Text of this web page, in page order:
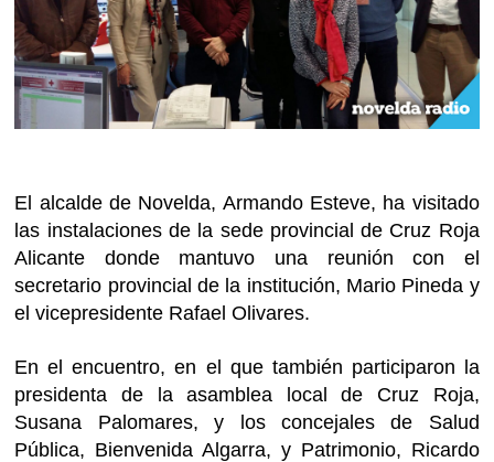
El alcalde de Novelda, Armando Esteve, ha visitado
las instalaciones de la sede provincial de Cruz Roja
Alicante donde mantuvo una reunión con el
secretario provincial de la institución, Mario Pineda y
el vicepresidente Rafael Olivares.
En el encuentro, en el que también participaron la
presidenta de la asamblea local de Cruz Roja,
Susana Palomares, y los concejales de Salud
Pública, Bienvenida Algarra, y Patrimonio, Ricardo